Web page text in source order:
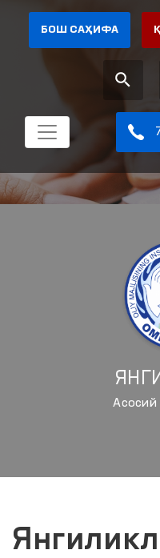
БОШ САҲИФА
Aсосий